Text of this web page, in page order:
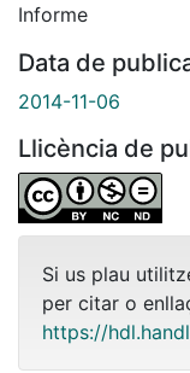
Informe
Data de
2014-11-06
Llicència de
Si us plau
per citar o
https://